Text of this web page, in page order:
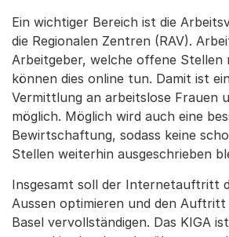
Ein wichtiger Bereich ist die
die Regionalen Zentren (RAV).
Arbeitgeber, welche offene Stellen
können dies online tun. Damit ist
Vermittlung an arbeitslose Frauen
möglich. Möglich wird auch eine
Bewirtschaftung, sodass keine
Stellen weiterhin ausgeschrieben
Insgesamt soll der Internetauftritt
Aussen optimieren und den Auftritt
Basel vervollständigen. Das KIGA